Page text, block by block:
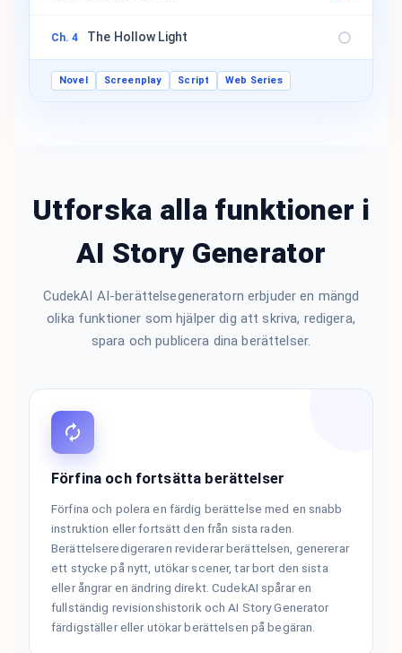
Ch. 4 The Hollow Light
Novel Screenplay Script Web Series
Utforska alla funktioner i
AI Story Generator
CudekAI AI-berättelsegeneratorn erbjuder en mängd
olika funktioner som hjälper dig att skriva, redigera,
spara och publicera dina berättelser.
Förfina och fortsätta berättelser
Förfina och polera en färdig berättelse med en snabb
instruktion eller fortsätt den från sista raden.
Berättelseredigeraren reviderar berättelsen, genererar
ett stycke på nytt, utökar scener, tar bort den sista
eller ångrar en ändring direkt. CudekAI spårar en
fullständig revisionshistorik och AI Story Generator
färdigställer eller utökar berättelsen på begäran.